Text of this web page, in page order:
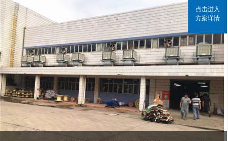
点击进入
方案详情